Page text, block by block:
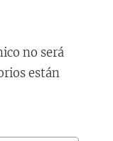
no será
están